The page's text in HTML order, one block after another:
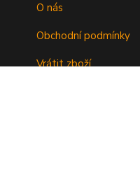
O nás
Obchodní podmínky
Vrátit zboží